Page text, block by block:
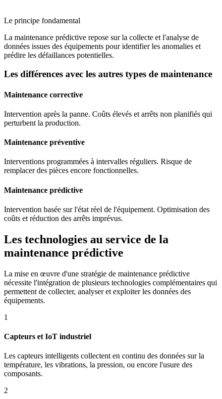
Le principe fondamental
La maintenance prédictive repose sur la collecte et l'analyse de
données issues des équipements pour identifier les anomalies et
prédire les défaillances potentielles.
Les différences avec les autres types de maintenance
Maintenance corrective
Intervention après la panne. Coûts élevés et arrêts non planifiés qui
perturbent la production.
Maintenance préventive
Interventions programmées à intervalles réguliers. Risque de
remplacer des pièces encore fonctionnelles.
Maintenance prédictive
Intervention basée sur l'état réel de l'équipement. Optimisation des
coûts et réduction des arrêts imprévus.
Les technologies au service de la
maintenance prédictive
La mise en œuvre d'une stratégie de maintenance prédictive
nécessite l'intégration de plusieurs technologies complémentaires qui
permettent de collecter, analyser et exploiter les données des
équipements.
1
Capteurs et IoT industriel
Les capteurs intelligents collectent en continu des données sur la
température, les vibrations, la pression, ou encore l'usure des
composants.
2